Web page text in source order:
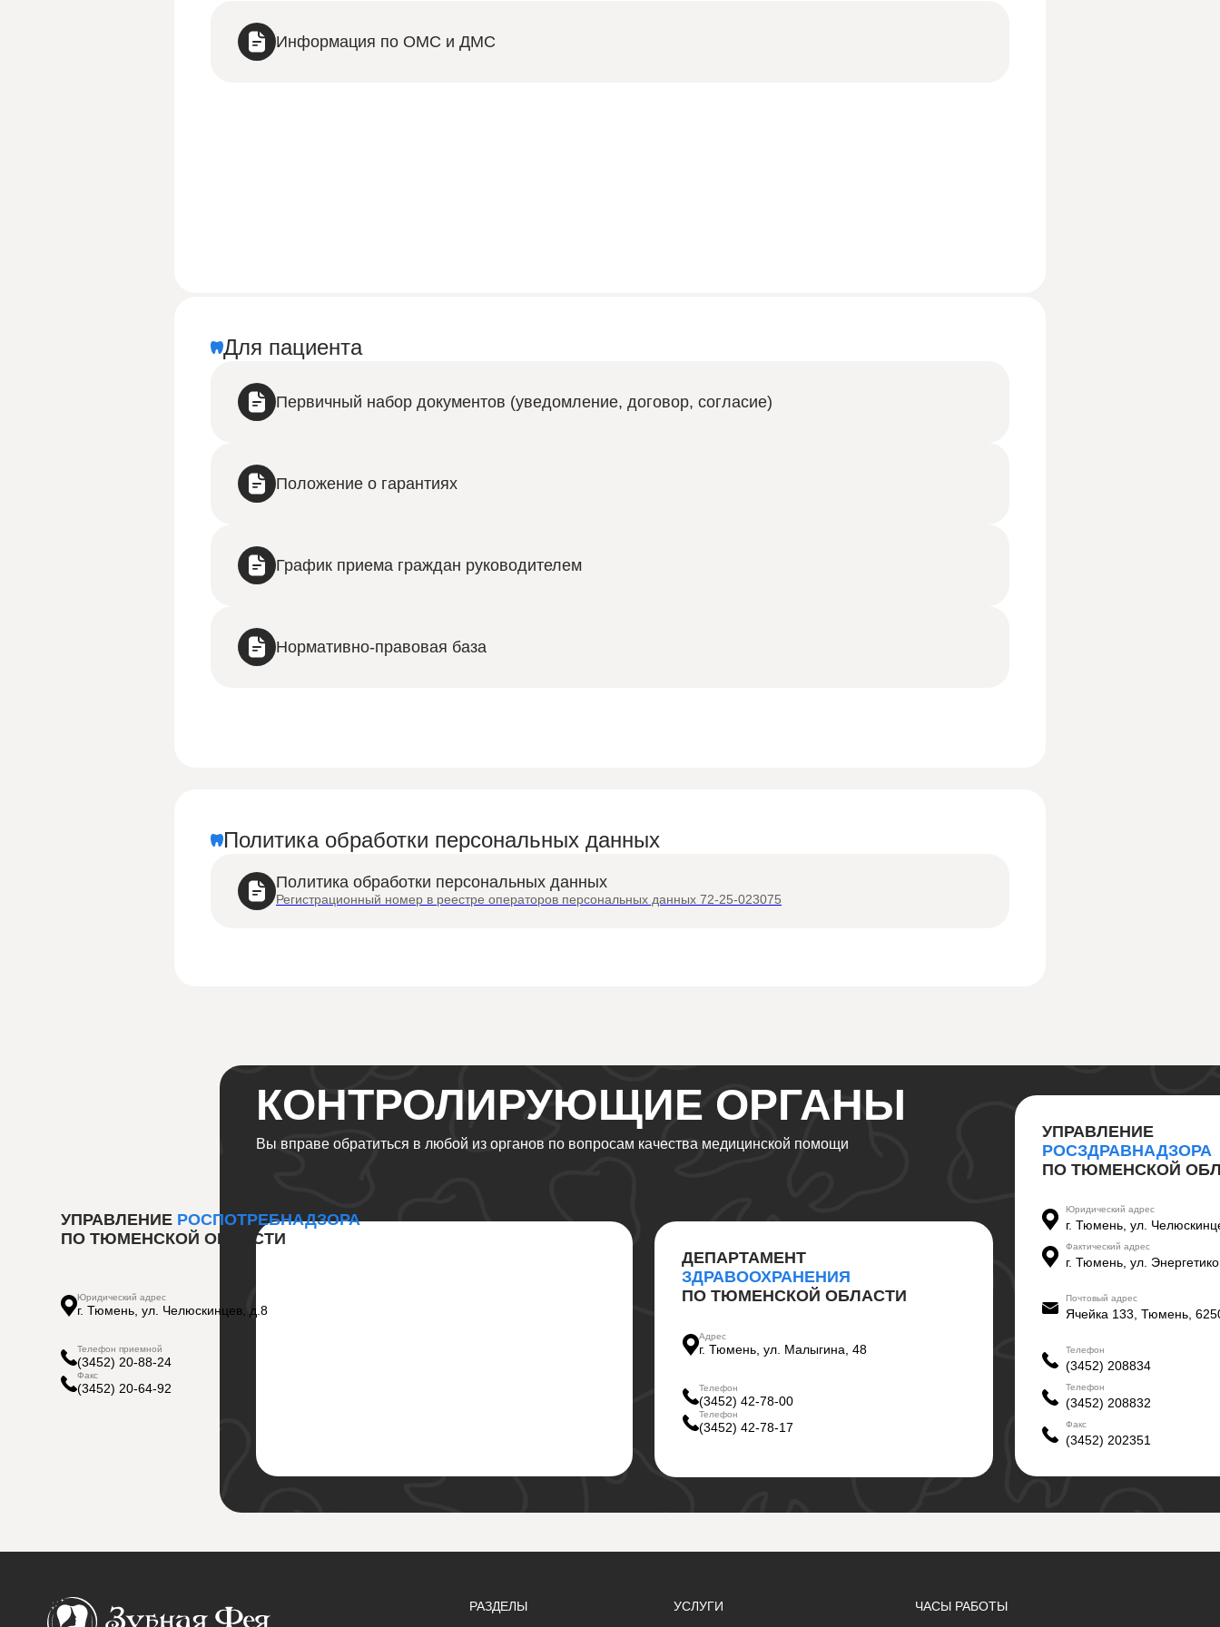
Информация по ОМС и ДМС
Для пациента
Первичный набор документов (уведомление, договор, согласие)
Положение о гарантиях
График приема граждан руководителем
Нормативно-правовая база
Политика обработки персональных данных
Политика обработки персональных данных
Регистрационный номер в реестре операторов персональных данных 72-25-023075
Телефон приемной
(3452) 20-88-24
Факс
(3452) 20-64-92
Юридический адрес
г. Тюмень, ул. Челюскинцев, д.8
УПРАВЛЕНИЕ РОСПОТРЕБНАДЗОРА
ПО ТЮМЕНСКОЙ ОБЛАСТИ
Телефон
(3452) 42-78-00
Телефон
(3452) 42-78-17
Адрес
г. Тюмень, ул. Малыгина, 48
ДЕПАРТАМЕНТ
ЗДРАВООХРАНЕНИЯ
ПО ТЮМЕНСКОЙ ОБЛАСТИ
КОНТРОЛИРУЮЩИЕ ОРГАНЫ
Вы вправе обратиться в любой из органов по вопросам качества медицинской помощи
(3452) 202351
Факс
(3452) 208832
Телефон
(3452) 208834
Телефон
Ячейка 133, Тюмень,
Почтовый адрес
г. Тюмень, ул.
Фактический адрес
г. Тюмень, ул.
Юридический адрес
УПРАВЛЕНИЕ
РОСЗДРАВНАДЗОРА
ПО ТЮМЕНСКОЙ
ЧАСЫ РАБОТЫ
УСЛУГИ
РАЗДЕЛЫ